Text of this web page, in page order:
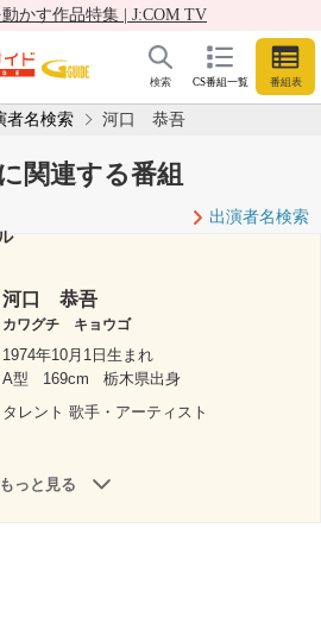
かす作品特集 | J:COM TV
CS番組一覧 番組表
検索
者名検索 河口 恭吾
関連する番組
出演者名検索
河口 恭吾
カワグチ キョウゴ
1974年10月1日生まれ
A型
169cm
栃木県出身
タレント 歌手・アーティスト
もっと見る